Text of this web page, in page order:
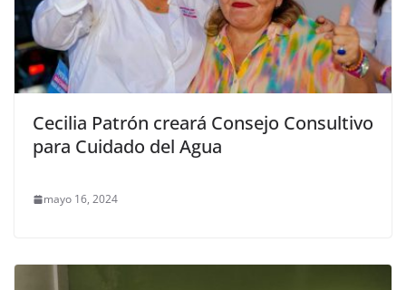
Cecilia Patrón creará Consejo Consultivo
para Cuidado del Agua
mayo 16, 2024